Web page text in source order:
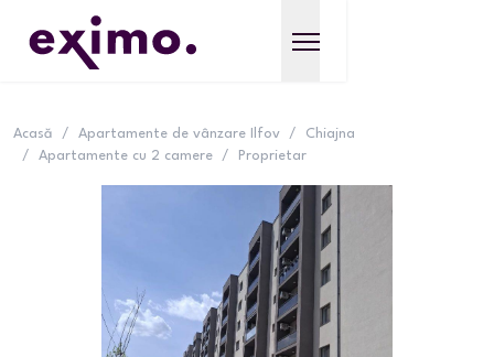
Acasă / Apartamente de vânzare Ilfov /
Chiajna
/
Apartamente cu 2 camere / Proprietar